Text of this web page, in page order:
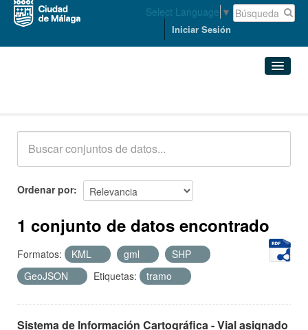
Select Language ▼
Iniciar Sesión
Acerca de
Ordenar por
1 conjunto de datos encontrado
Formatos: KML gml
SHP
GeoJSON
Etiquetas: tramo
Sistema de Información Cartográfica - Vial asignado